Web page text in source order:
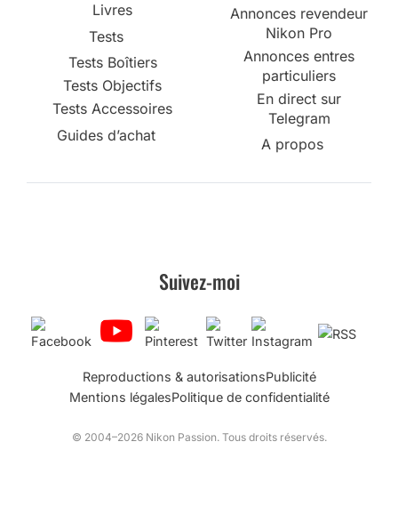
Livres
Tests
Tests Boîtiers
Tests Objectifs
Tests Accessoires
Guides d’achat
Annonces revendeur
Nikon Pro
Annonces entres
particuliers
En direct sur
Telegram
A propos
Suivez-moi
Reproductions & autorisationsPublicité
Mentions légalesPolitique de confidentialité
© 2004–2026 Nikon Passion. Tous droits réservés.